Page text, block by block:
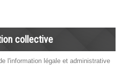
collective
l'information légale et administrative